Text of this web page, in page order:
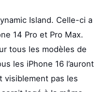
Island. Celle-ci a
14 Pro et Pro Max.
tous les modèles de
les iPhone 16 l’auront
visiblement pas les